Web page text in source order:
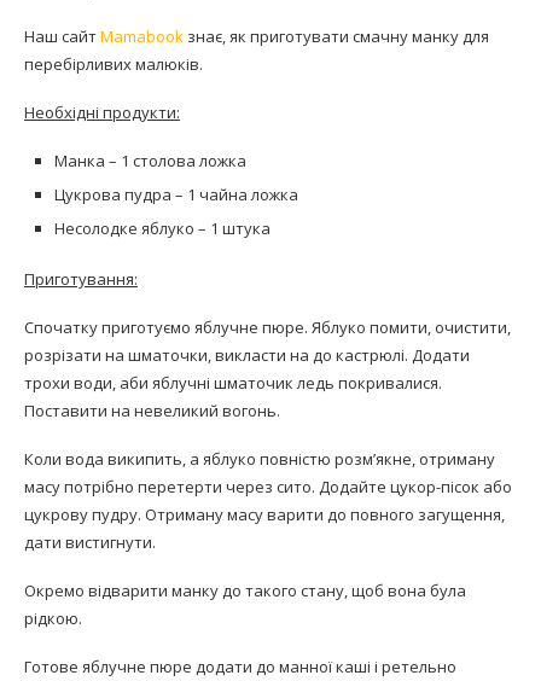
Наш сайтMamabook знає, як приготувати смачну манку для
перебірливих малюків.
Необхідні продукти:
Манка – 1 столова ложка
Цукрова пудра – 1 чайна ложка
Несолодке яблуко – 1 штука
Приготування:
Спочатку приготуємо яблучне пюре. Яблуко помити, очистити,
розрізати на шматочки, викласти на до кастрюлі. Додати
трохи води, аби яблучні шматочик ледь покривалися.
Поставити на невеликий вогонь.
Коли вода википить, а яблуко повністю розм’якне, отриману
масу потрібно перетерти через сито. Додайте цукор-пісок або
цукрову пудру. Отриману масу варити до повного загущення,
дати вистигнути.
Окремо відварити манку до такого стану, щоб вона була
рідкою.
Готове яблучне пюре додати до манної каші і ретельно